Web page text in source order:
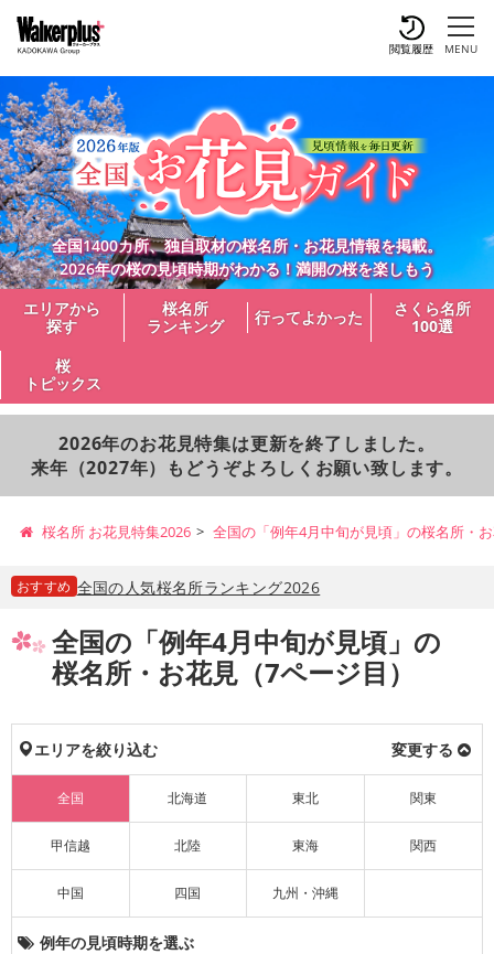
MENU
閲覧履歴
全国1400カ所、独自取材の桜名所・お花見情報を掲載。
2026年の桜の見頃時期がわかる！満開の桜を楽しもう
エリアから
探す
桜名所
ランキング
行ってよかった
さくら名所
100選
桜
トピックス
2026年のお花見特集は更新を終了しました。
来年（2027年）もどうぞよろしくお願い致します。
桜名所 お花見特集2026 全国の「例年4月中旬が見頃」の桜名所・
おすすめ 全国の人気桜名所ランキング2026
全国の「例年4月中旬が見頃」の
桜名所・お花見（7ページ目）
エリアを絞り込む 変更する
全国 北海道 東北 関東
甲信越 北陸 東海 関西
中国 四国 九州・沖縄
例年の見頃時期を選ぶ